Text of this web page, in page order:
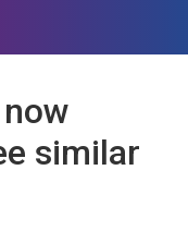
similar